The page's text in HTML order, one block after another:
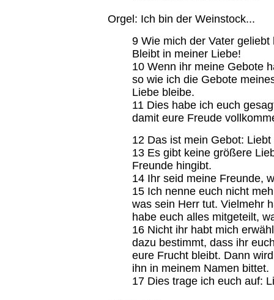
Orgel: Ich bin der Weinstock...
9 Wie mich der Vater
Bleibt in meiner Liebe!
10 Wenn ihr meine Gebote
so wie ich die Gebote
Liebe bleibe.
11 Dies habe ich euch
damit eure Freude
12 Das ist mein Gebot:
13 Es gibt keine größere
Freunde hingibt.
14 Ihr seid meine Freunde,
15 Ich nenne euch nicht
was sein Herr tut. Vielmehr
habe euch alles mitgeteilt,
16 Nicht ihr habt mich
dazu bestimmt, dass ihr
eure Frucht bleibt. Dann
ihn in meinem Namen bittet.
17 Dies trage ich euch auf: